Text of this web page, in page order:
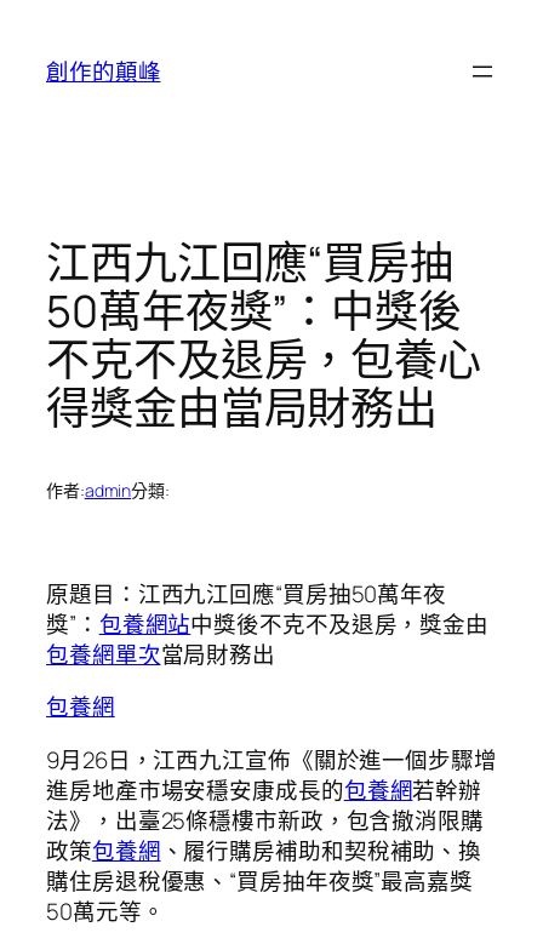
創作的顛峰
江西九江回應“買房抽
50萬年夜獎”：中獎後
不克不及退房，包養心
得獎金由當局財務出
作者:admin分類:
原題目：江西九江回應“買房抽50萬年夜
獎”： 包養網站中獎後不克不及退房，獎金由
包養網單次當局財務出
包養網
9月26日，江西九江宣佈《關於進一個步驟增
進房地產市場安穩安康成長的包養網若幹辦
法》，出臺25條穩樓市新政，包含撤消限購
政策包養網 、履行購房補助和契稅補助、換
購住房退稅優惠、“買房抽年夜獎”最高嘉獎
50萬元等。